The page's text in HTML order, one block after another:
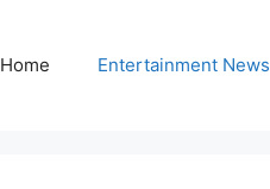
Home Entertainment News